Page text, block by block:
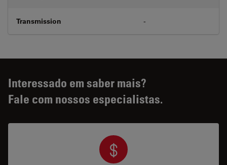
Transmission -
Interessado em saber mais?
Fale com nossos especialistas.